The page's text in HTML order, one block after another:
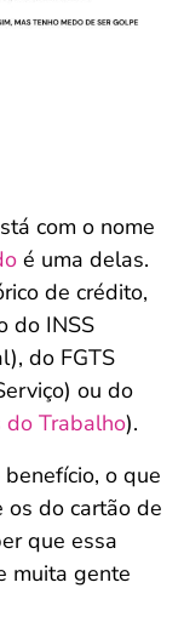
com o nome
é uma delas.
de crédito,
do INSS
do FGTS
ou do
do Trabalho).
o que
os do cartão de
que essa
muita gente